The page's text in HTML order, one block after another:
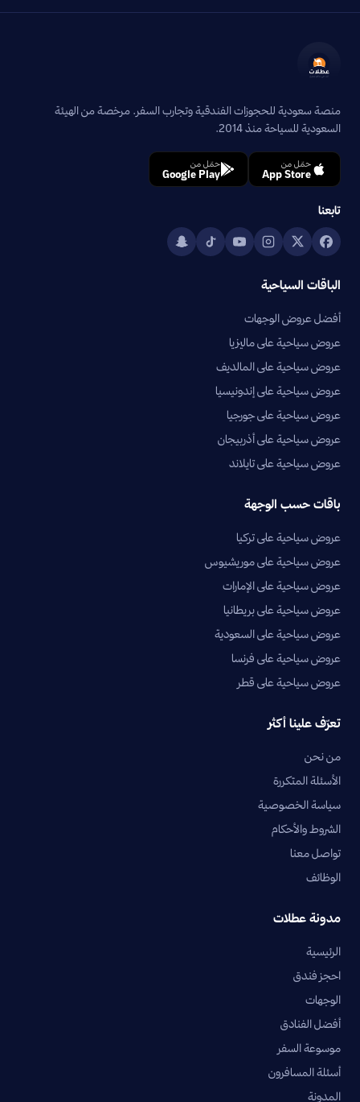
منصة سعودية للحجوزات الفندقية وتجارب السفر. مرخصة من الهيئة
السعودية للسياحة منذ 2014.
حمّل من
App Store
حمّل من
Google Play
تابعنا
الباقات السياحية
أفضل عروض الوجهات
عروض سياحية على ماليزيا
عروض سياحية على المالديف
عروض سياحية على إندونيسيا
عروض سياحية على جورجيا
عروض سياحية على أذربيجان
عروض سياحية على تايلاند
باقات حسب الوجهة
عروض سياحية على تركيا
عروض سياحية على موريشيوس
عروض سياحية على الإمارات
عروض سياحية على بريطانيا
عروض سياحية على السعودية
عروض سياحية على فرنسا
عروض سياحية على قطر
تعرّف علينا أكثر
من نحن
الأسئلة المتكررة
سياسة الخصوصية
الشروط والأحكام
تواصل معنا
الوظائف
مدونة عطلات
الرئيسية
احجز فندق
الوجهات
أفضل الفنادق
موسوعة السفر
أسئلة المسافرون
المدونة